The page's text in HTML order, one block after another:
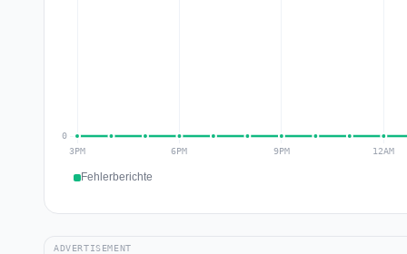
Fehlerberichte
ADVERTISEMENT